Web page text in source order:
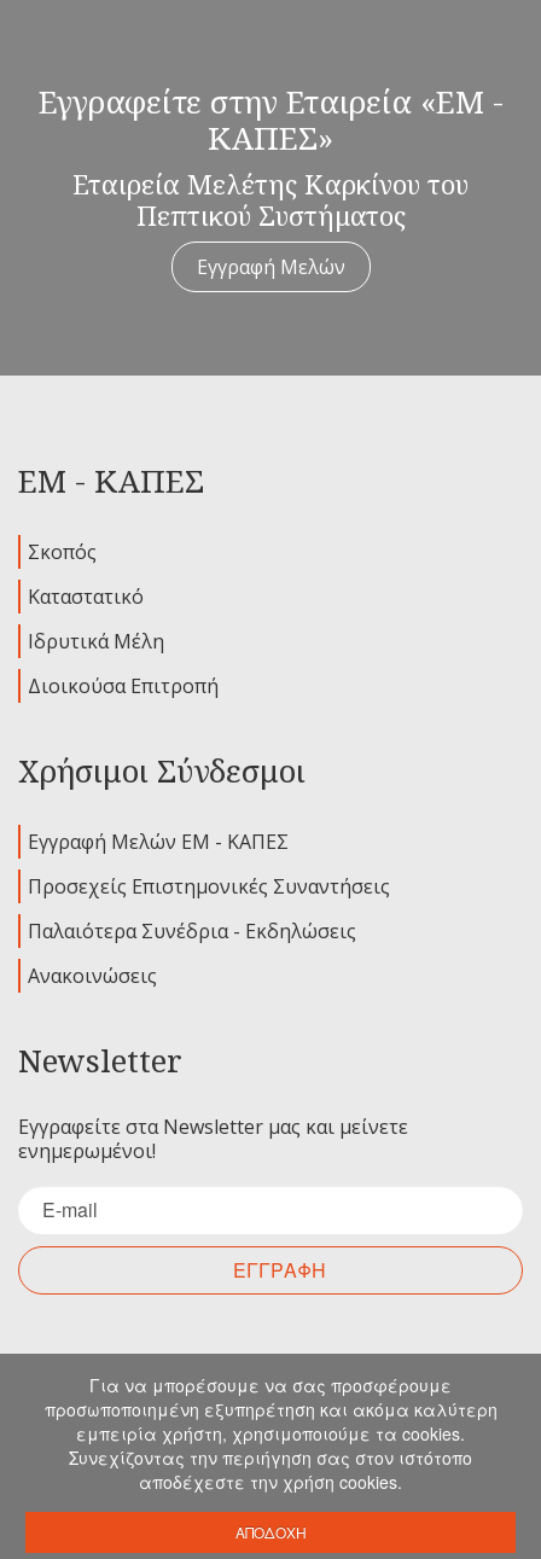
Εγγραφείτε στην Εταιρεία «ΕΜ -
ΚΑΠΕΣ»
Εταιρεία Μελέτης Καρκίνου του
Πεπτικού Συστήματος
Εγγραφή Μελών
ΕΜ - ΚΑΠΕΣ
Σκοπός
Καταστατικό
Ιδρυτικά Μέλη
Διοικούσα Επιτροπή
Χρήσιμοι Σύνδεσμοι
Εγγραφή Μελών ΕΜ - ΚΑΠΕΣ
Προσεχείς Επιστημονικές Συναντήσεις
Παλαιότερα Συνέδρια - Εκδηλώσεις
Ανακοινώσεις
Newsletter
Εγγραφείτε στα Newsletter μας και μείνετε
ενημερωμένοι!
ΕΓΓΡΑΦΗ
Επικοινωνία
Για οποιαδήποτε ερώτηση σας μπορείτε να
επικοινωνήσετε μαζί μας στα παρακάτω στοιχεία.
Μιχελιδάκη 19, Ηράκλειο, 71202, Κρήτη
Για να μπορέσουμε να σας προσφέρουμε
προσωποποιημένη εξυπηρέτηση και ακόμα καλύτερη
εμπειρία χρήστη, χρησιμοποιούμε τα cookies.
Συνεχίζοντας την περιήγηση σας στον ιστότοπο
αποδέχεστε την χρήση cookies.
ΑΠΟΔΟΧΗ